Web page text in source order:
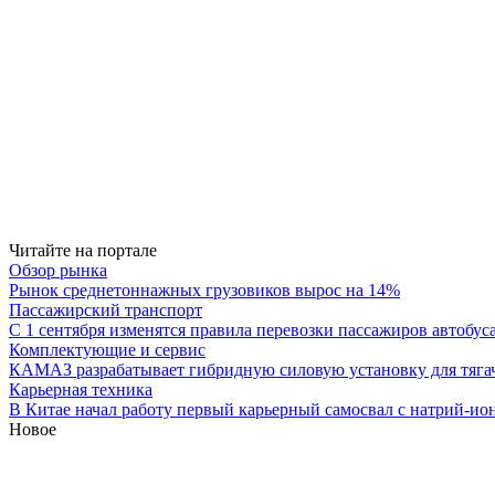
Читайте на портале
Обзор рынка
Рынок среднетоннажных грузовиков вырос на 14%
Пассажирский транспорт
С 1 сентября изменятся правила перевозки пассажиров
Комплектующие и сервис
КАМАЗ разрабатывает гибридную силовую установку для
Карьерная техника
В Китае начал работу первый карьерный самосвал с натрий-
Новое